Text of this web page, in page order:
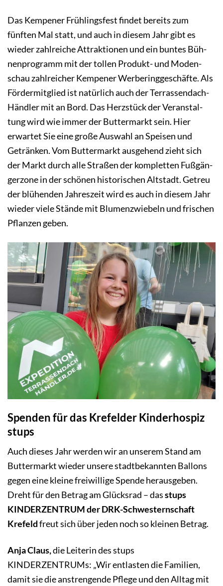
Das Kem­pe­ner Früh­lings­fest findet bereits zum
fünften Mal statt, und auch in diesem Jahr gibt es
wieder zahl­rei­che Attrak­tio­nen und ein buntes Büh­
nen­pro­gramm mit der tollen Produkt- und Moden­
schau zahl­reicher Kempener Werbering­geschäfte. Als
Fördermitglied ist natürlich auch der Terrassendach-
Händler mit an Bord. Das Herz­stück der Ver­an­stal­
tung wird wie immer der Butter­markt sein. Hier
erwartet Sie eine große Auswahl an Speisen und
Getränken. Vom Butter­markt aus­ge­hend zieht sich
der Markt durch alle Straßen der kom­plet­ten Fuß­gän­
ger­zone in der schönen his­to­ri­schen Alt­stadt. Getreu
der blü­hen­den Jah­res­zeit wird es auch in diesem Jahr
wieder viele Stände mit Blumen­zwie­beln und frischen
Pflanzen geben.
Spenden für das Krefelder Kinderhospiz
stups
Auch dieses Jahr werden wir an unserem Stand am
Buttermarkt wieder unsere stadtbekannten Ballons
gegen eine kleine freiwillige Spende herausgeben.
Dreht für den Betrag am Glücksrad – dasstups
KINDERZENTRUM der DRK-Schwesternschaft
Krefeldfreut sich über jeden noch so kleinen Betrag.
Anja Claus,die Leiterin des stups
KINDERZENTRUMs: „Wir entlasten die Familien,
damit sie die anstrengende Pflege und den Alltag mit